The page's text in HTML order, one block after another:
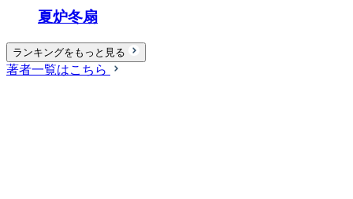
夏炉冬扇
ランキングをもっと見る
著者一覧はこちら